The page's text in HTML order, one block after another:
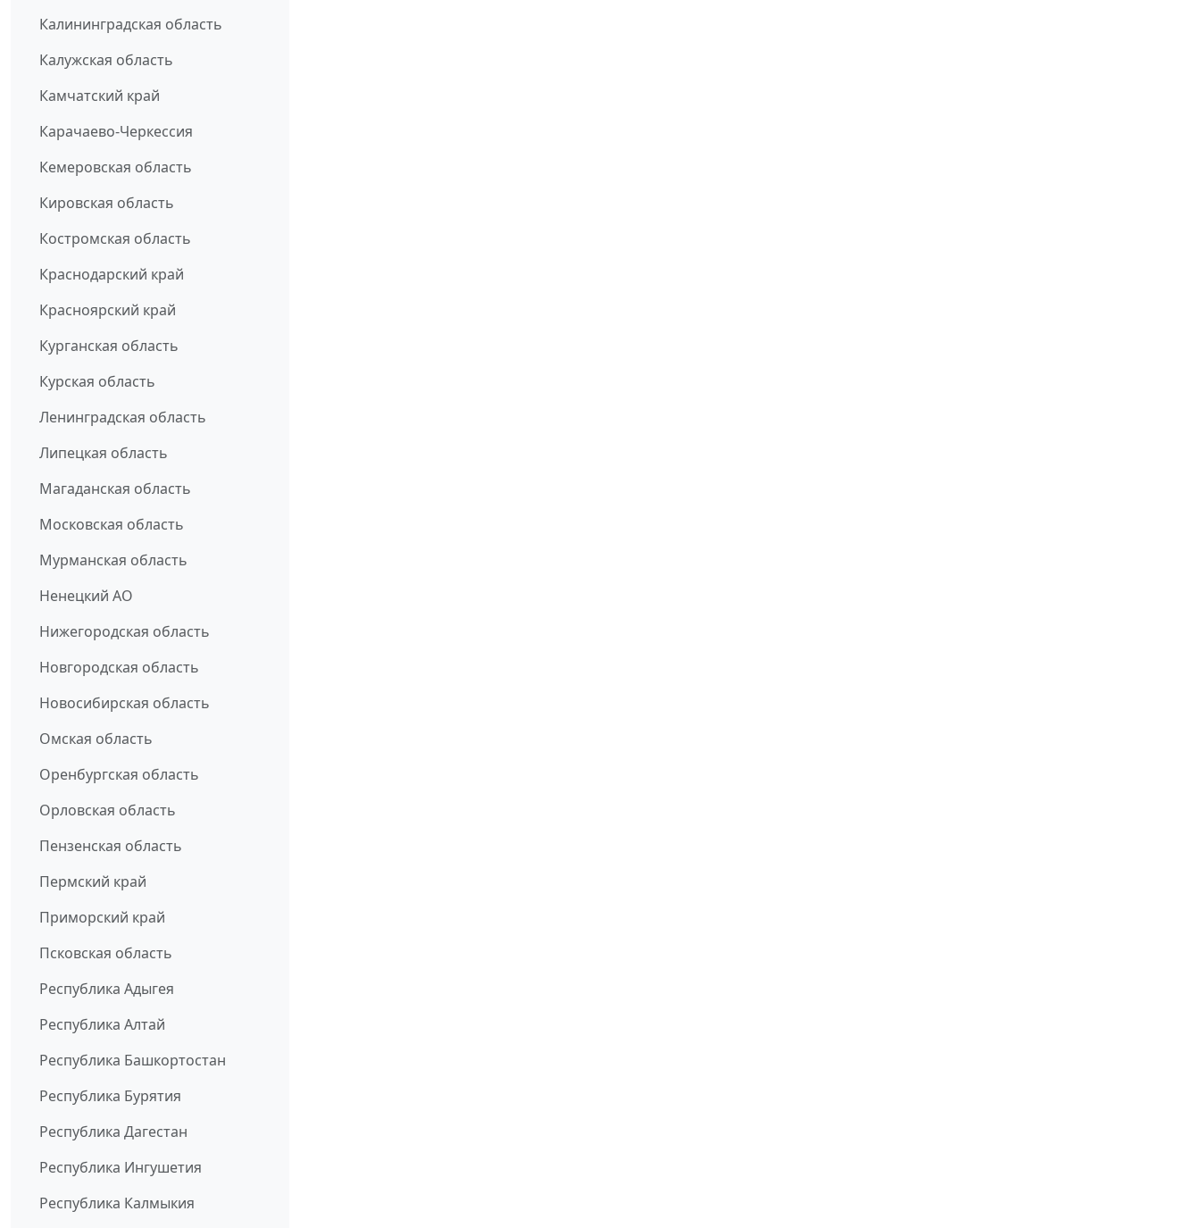
Калининградская область
Калужская область
Камчатский край
Карачаево-Черкессия
Кемеровская область
Кировская область
Костромская область
Краснодарский край
Красноярский край
Курганская область
Курская область
Ленинградская область
Липецкая область
Магаданская область
Московская область
Мурманская область
Ненецкий АО
Нижегородская область
Новгородская область
Новосибирская область
Омская область
Оренбургская область
Орловская область
Пензенская область
Пермский край
Приморский край
Псковская область
Республика Адыгея
Республика Алтай
Республика Башкортостан
Республика Бурятия
Республика Дагестан
Республика Ингушетия
Республика Калмыкия